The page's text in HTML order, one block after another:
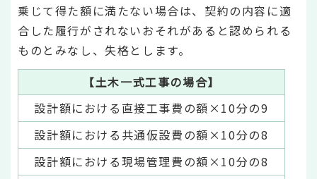
乗じて得た額に満たない場合は、契約の内容に適
合した履行がされないおそれがあると認められる
ものとみなし、失格とします。
【土木一式工事の場合】
設計額における直接工事費の額×10分の9
設計額における共通仮設費の額×10分の8
設計額における現場管理費の額×10分の8